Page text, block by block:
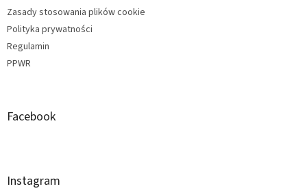
Zasady stosowania plików cookie
Polityka prywatności
Regulamin
PPWR
Facebook
Instagram